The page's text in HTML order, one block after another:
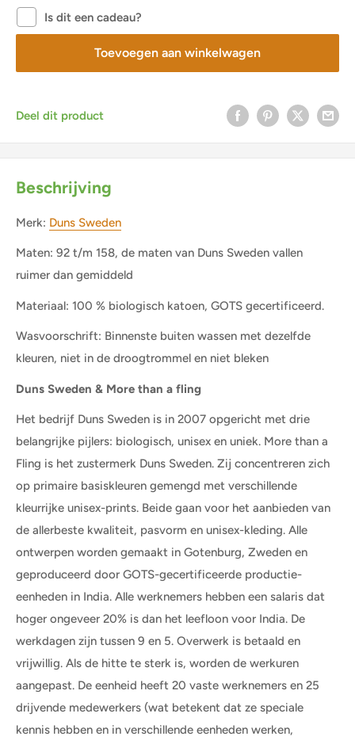
Is dit een cadeau?
Toevoegen aan winkelwagen
Deel dit product
Beschrijving
Merk: Duns Sweden
Maten: 92 t/m 158, de maten van Duns Sweden vallen
ruimer dan gemiddeld
Materiaal: 100 % biologisch katoen, GOTS gecertificeerd.
Wasvoorschrift: Binnenste buiten wassen met dezelfde
kleuren, niet in de droogtrommel en niet bleken
Duns Sweden & More than a fling
Het bedrijf Duns Sweden is in 2007 opgericht met drie
belangrijke pijlers: biologisch, unisex en uniek. More than a
Fling is het zustermerk Duns Sweden. Zij concentreren zich
op primaire basiskleuren gemengd met verschillende
kleurrijke unisex-prints. Beide gaan voor het aanbieden van
de allerbeste kwaliteit, pasvorm en unisex-kleding. Alle
ontwerpen worden gemaakt in Gotenburg, Zweden en
geproduceerd door GOTS-gecertificeerde productie-
eenheden in India. Alle werknemers hebben een salaris dat
hoger ongeveer 20% is dan het leefloon voor India. De
werkdagen zijn tussen 9 en 5. Overwerk is betaald en
vrijwillig. Als de hitte te sterk is, worden de werkuren
aangepast. De eenheid heeft 20 vaste werknemers en 25
drijvende medewerkers (wat betekent dat ze speciale
kennis hebben en in verschillende eenheden werken,